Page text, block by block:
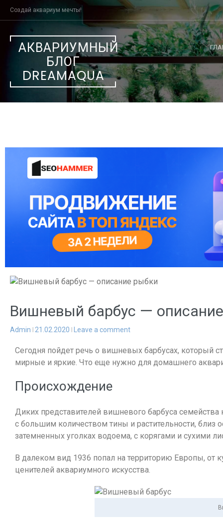
Создай аквариум мечты!
АКВАРИУМНЫЙ
БЛОГ
DREAMAQUA
Вишневый барбус —
Admin 21.02.2020 Leave a comment
Сегодня пойдет речь о вишневых барбусах, который
мирные и яркие. Что еще нужно для домашнего
Происхождение
Диких представителей вишневого барбуса
с большим количеством тины и растительности,
затемненных уголках водоема, с корягами и сухими
В далеком вид 1936 попал на территорию Европы, от
ценителей аквариумного искусства.